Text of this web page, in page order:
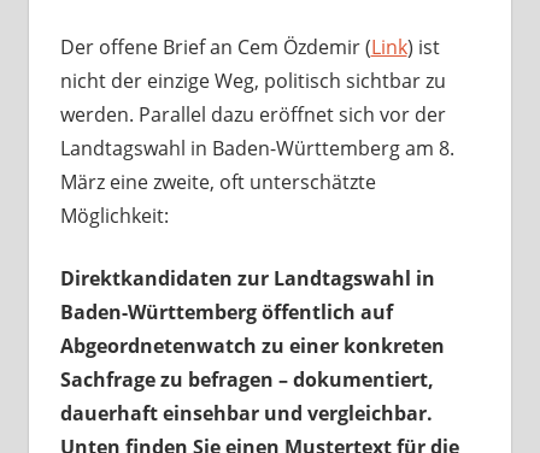
Der offene Brief an Cem Özdemir (Link) ist
nicht der einzige Weg, politisch sichtbar zu
werden. Parallel dazu eröffnet sich vor der
Landtagswahl in Baden-Württemberg am 8.
März eine zweite, oft unterschätzte
Möglichkeit:
Direktkandidaten zur Landtagswahl in
Baden-Württemberg öffentlich auf
Abgeordnetenwatch zu einer konkreten
Sachfrage zu befragen – dokumentiert,
dauerhaft einsehbar und vergleichbar.
Unten finden Sie einen Mustertext für die